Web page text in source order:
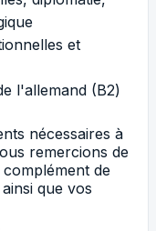
et
l'allemand (B2)
nécessaires à
remercions de
de
que vos